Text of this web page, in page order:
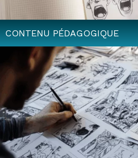
CONTENU PÉDAGOGIQUE